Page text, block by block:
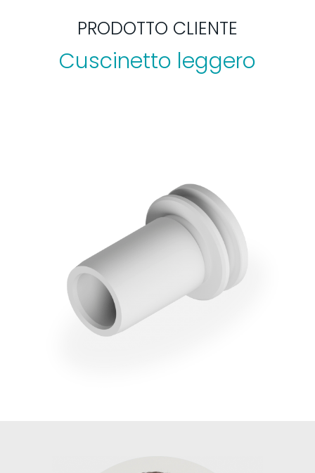
PRODOTTO CLIENTE
Cuscinetto leggero